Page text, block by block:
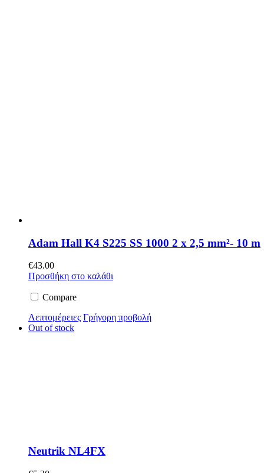
Adam Hall K4 S225 SS 1000 2 x 2,5 mm²- 10 m
€43.00
Προσθήκη στο καλάθι
Compare
Λεπτομέρειες Γρήγορη προβολή
Out of stock
Neutrik NL4FX